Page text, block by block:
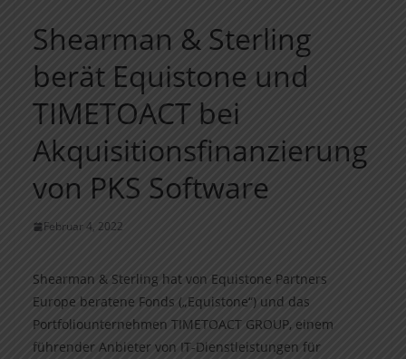
Shearman & Sterling
berät Equistone und
TIMETOACT bei
Akquisitionsfinanzierung
von PKS Software
Februar 4, 2022
Shearman & Sterling hat von Equistone Partners
Europe beratene Fonds („Equistone“) und das
Portfoliounternehmen TIMETOACT GROUP, einem
führender Anbieter von IT-Dienstleistungen für